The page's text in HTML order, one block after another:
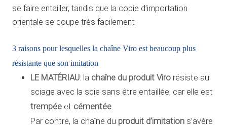
se faire entailler, tandis que la copie d’importation
orientale se coupe très facilement.
3 raisons pour lesquelles la chaîne Viro est beaucoup plus
résistante que son imitation
LE MATÉRIAU: la chaîne du produit Viro résiste au
sciage avec la scie sans être entaillée, car elle est
trempée et cémentée.
Par contre, la chaîne du produit d’imitation s’avère